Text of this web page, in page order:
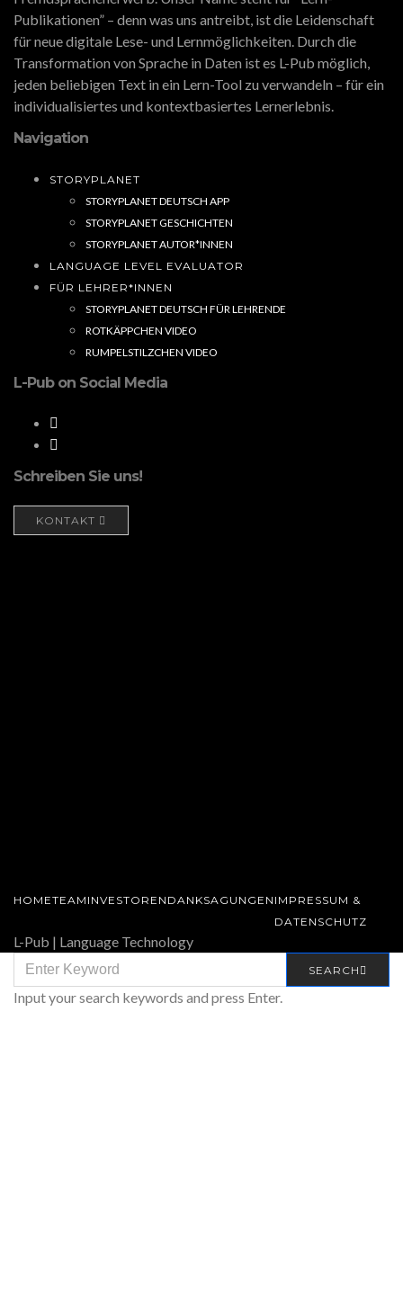
Publikationen” – denn was uns antreibt, ist die Leidenschaft
für neue digitale Lese- und Lernmöglichkeiten. Durch die
Transformation von Sprache in Daten ist es L-Pub möglich,
jeden beliebigen Text in ein Lern-Tool zu verwandeln – für ein
individualisiertes und kontextbasiertes Lernerlebnis.
Navigation
STORYPLANET
STORYPLANET DEUTSCH APP
STORYPLANET GESCHICHTEN
STORYPLANET AUTOR*INNEN
LANGUAGE LEVEL EVALUATOR
FÜR LEHRER*INNEN
STORYPLANET DEUTSCH FÜR LEHRENDE
ROTKÄPPCHEN VIDEO
RUMPELSTILZCHEN VIDEO
L-Pub on Social Media
Schreiben Sie uns!
KONTAKT
HOMETEAM INVESTOREN DANKSAGUNGEN IMPRESSUM &
DATENSCHUTZ
L-Pub | Language Technology
FOR:
SEARCH
Input your search keywords and press Enter.